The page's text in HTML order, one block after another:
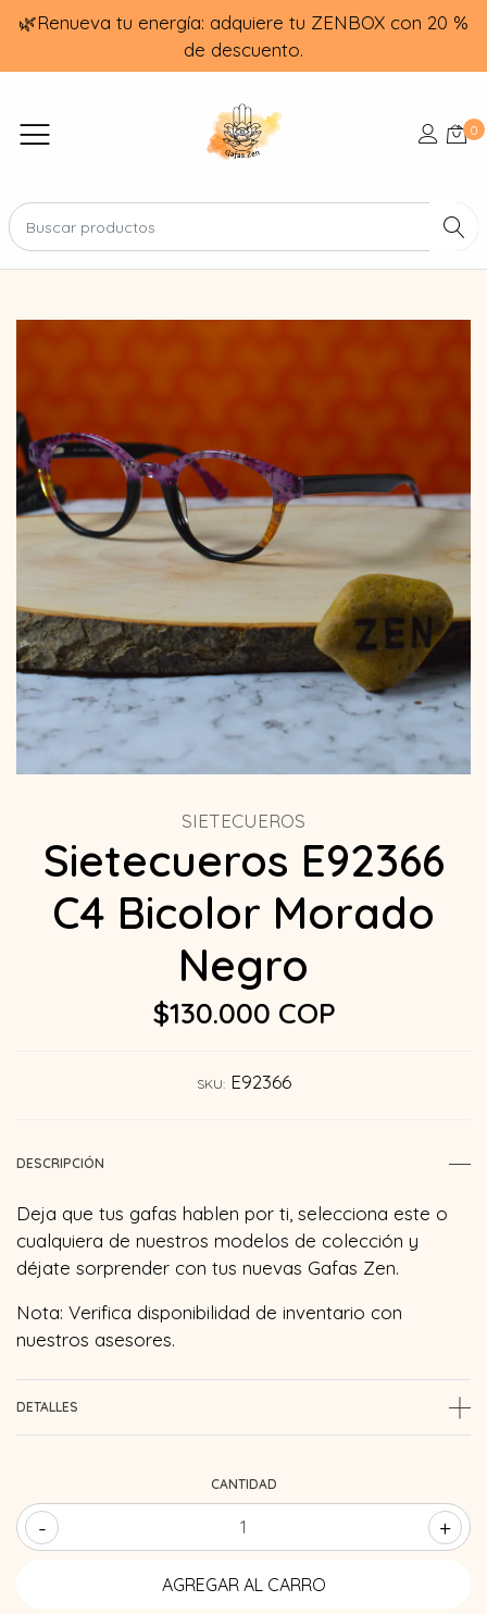
🌿Renueva tu energía: adquiere tu ZENBOX con 20 %
de descuento.
0
SIETECUEROS
Sietecueros E92366
C4 Bicolor Morado
Negro
$130.000 COP
SKU: E92366
DESCRIPCIÓN
Deja que tus gafas hablen por ti, selecciona este o
cualquiera de nuestros modelos de colección y
déjate sorprender con tus nuevas Gafas Zen.
Nota: Verifica disponibilidad de inventario con
nuestros asesores.
DETALLES
CANTIDAD
- +